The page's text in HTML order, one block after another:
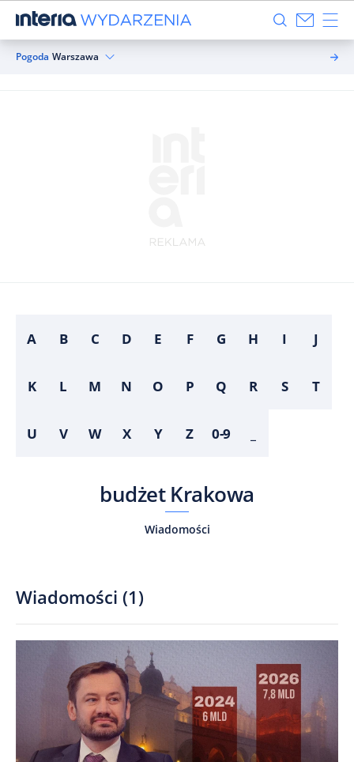
Pogoda Warszawa
A B C D E F G H I J
K L M N O P Q R S T
U V W X Y Z 0-9
budżet Krakowa
Wiadomości
Wiadomości (1)